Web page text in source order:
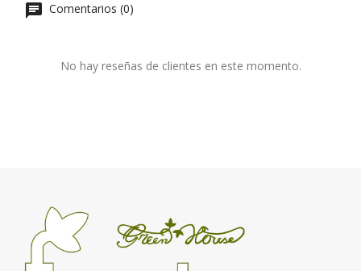
Comentarios (0)
No hay reseñas de clientes en este momento.